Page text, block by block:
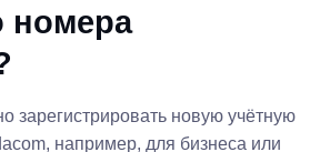
номера
зарегистрировать новую учётную
например, для бизнеса или